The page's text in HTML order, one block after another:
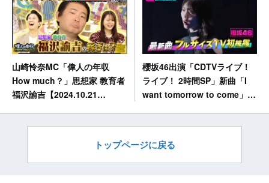
山崎怜奈MC「偉人の年収
How much？」思想家 教育者
福沢諭吉【2024.10.21
櫻坂46出演「CDTVライブ！
ライブ！ 2時間SP」新曲「I
want tomorrow to come」フ
トップページに戻る